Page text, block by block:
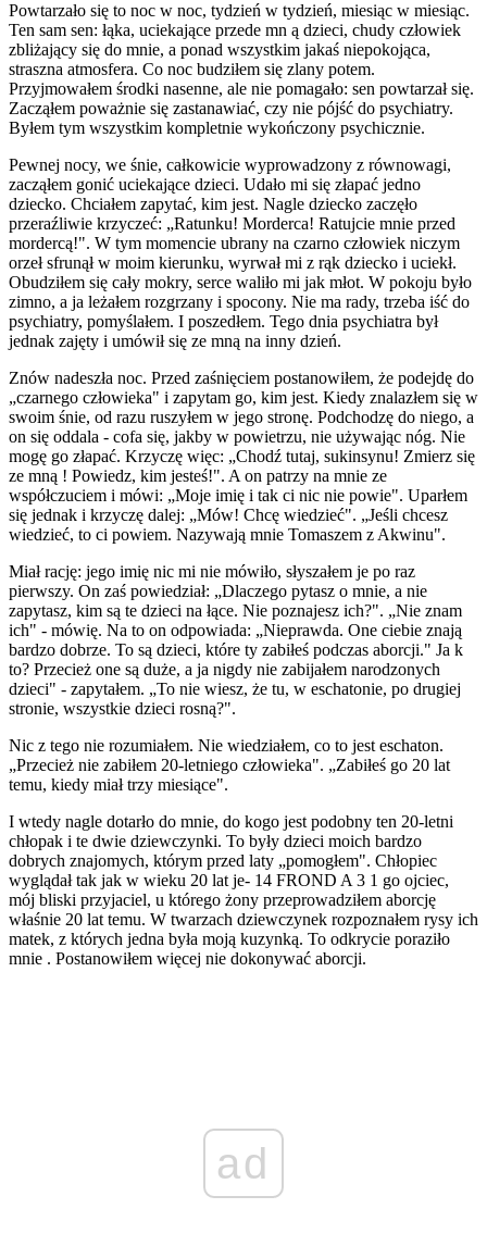
Powtarzało się to noc w noc, tydzień w tydzień, miesiąc w miesiąc.
Ten sam sen: łąka, uciekające przede mn ą dzieci, chudy człowiek
zbliżający się do mnie, a ponad wszystkim jakaś niepokojąca,
straszna atmosfera. Co noc budziłem się zlany potem.
Przyjmowałem środki nasenne, ale nie pomagało: sen powtarzał się.
Zacząłem poważnie się zastanawiać, czy nie pójść do psychiatry.
Byłem tym wszystkim kompletnie wykończony psychicznie.
Pewnej nocy, we śnie, całkowicie wyprowadzony z równowagi,
zacząłem gonić uciekające dzieci. Udało mi się złapać jedno
dziecko. Chciałem zapytać, kim jest. Nagle dziecko zaczęło
przeraźliwie krzyczeć: „Ratunku! Morderca! Ratujcie mnie przed
mordercą!". W tym momencie ubrany na czarno człowiek niczym
orzeł sfrunął w moim kierunku, wyrwał mi z rąk dziecko i uciekł.
Obudziłem się cały mokry, serce waliło mi jak młot. W pokoju było
zimno, a ja leżałem rozgrzany i spocony. Nie ma rady, trzeba iść do
psychiatry, pomyślałem. I poszedłem. Tego dnia psychiatra był
jednak zajęty i umówił się ze mną na inny dzień.
Znów nadeszła noc. Przed zaśnięciem postanowiłem, że podejdę do
„czarnego człowieka" i zapytam go, kim jest. Kiedy znalazłem się w
swoim śnie, od razu ruszyłem w jego stronę. Podchodzę do niego, a
on się oddala - cofa się, jakby w powietrzu, nie używając nóg. Nie
mogę go złapać. Krzyczę więc: „Chodź tutaj, sukinsynu! Zmierz się
ze mną ! Powiedz, kim jesteś!". A on patrzy na mnie ze
współczuciem i mówi: „Moje imię i tak ci nic nie powie". Uparłem
się jednak i krzyczę dalej: „Mów! Chcę wiedzieć". „Jeśli chcesz
wiedzieć, to ci powiem. Nazywają mnie Tomaszem z Akwinu".
Miał rację: jego imię nic mi nie mówiło, słyszałem je po raz
pierwszy. On zaś powiedział: „Dlaczego pytasz o mnie, a nie
zapytasz, kim są te dzieci na łące. Nie poznajesz ich?". „Nie znam
ich" - mówię. Na to on odpowiada: „Nieprawda. One ciebie znają
bardzo dobrze. To są dzieci, które ty zabiłeś podczas aborcji." Ja k
to? Przecież one są duże, a ja nigdy nie zabijałem narodzonych
dzieci" - zapytałem. „To nie wiesz, że tu, w eschatonie, po drugiej
stronie, wszystkie dzieci rosną?".
Nic z tego nie rozumiałem. Nie wiedziałem, co to jest eschaton.
„Przecież nie zabiłem 20-letniego człowieka". „Zabiłeś go 20 lat
temu, kiedy miał trzy miesiące".
I wtedy nagle dotarło do mnie, do kogo jest podobny ten 20-letni
chłopak i te dwie dziewczynki. To były dzieci moich bardzo
dobrych znajomych, którym przed laty „pomogłem". Chłopiec
wyglądał tak jak w wieku 20 lat je- 14 FROND A 3 1 go ojciec,
mój bliski przyjaciel, u którego żony przeprowadziłem aborcję
właśnie 20 lat temu. W twarzach dziewczynek rozpoznałem rysy ich
matek, z których jedna była moją kuzynką. To odkrycie poraziło
mnie . Postanowiłem więcej nie dokonywać aborcji.
ad